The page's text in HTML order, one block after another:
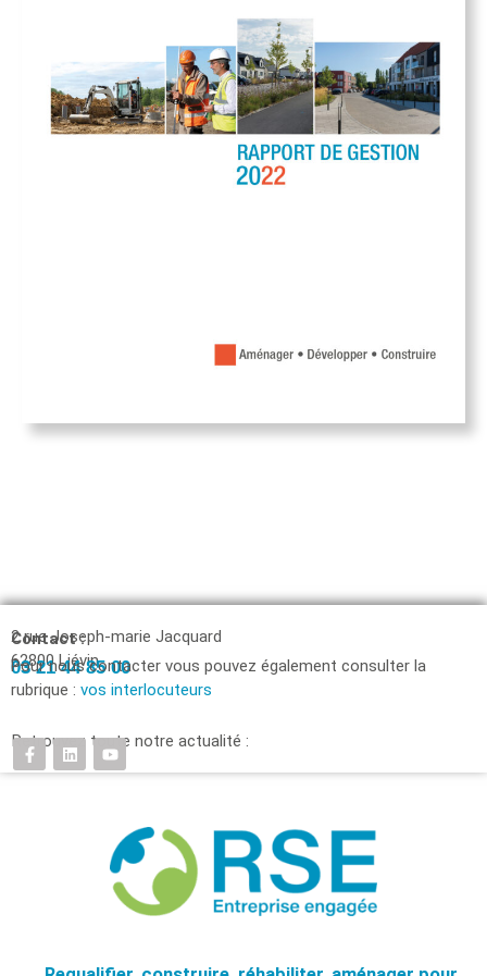
Contact :
2 rue Joseph-marie Jacquard
62800 Liévin
03 21 44 85 00
Pour nous contacter vous pouvez également consulter la
rubrique : vos interlocuteurs
Retrouvez toute notre actualité :